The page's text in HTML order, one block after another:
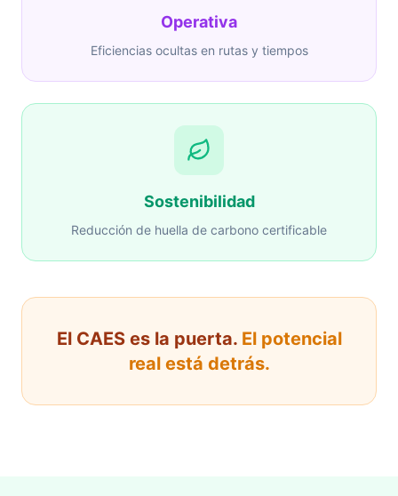
Operativa
Eficiencias ocultas en rutas y tiempos
Sostenibilidad
Reducción de huella de carbono certificable
El CAES es la puerta. El potencial
real está detrás.